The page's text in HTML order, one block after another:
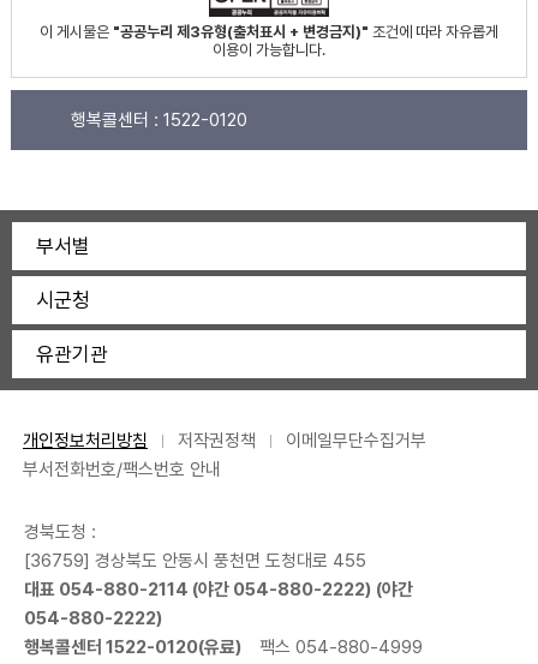
이 게시물은 "공공누리 제3유형(출처표시 + 변경금지)" 조건에 따라 자유롭게
이용이 가능합니다.
행복콜센터 : 1522-0120
부서별
시군청
유관기관
개인정보처리방침 저작권정책
이메일무단수집거부
부서전화번호/팩스번호 안내
경북도청 :
[36759] 경상북도 안동시 풍천면 도청대로 455
대표 054-880-2114 (야간 054-880-2222) (야간
054-880-2222)
행복콜센터 1522-0120(유료) 팩스 054-880-4999